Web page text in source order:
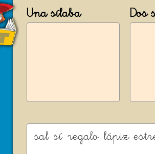
Una sílaba Dos
sal sí regalo lápiz